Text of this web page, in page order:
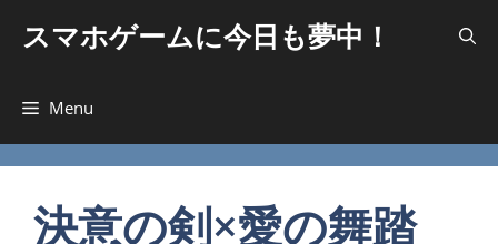
へ
スマホゲームに今日も夢中！
Menu
決意の剣×愛の舞踏